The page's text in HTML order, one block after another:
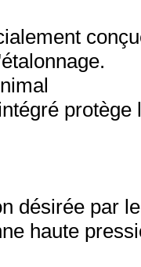
désirée par
haute